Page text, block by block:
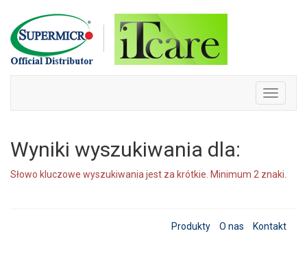
Skip
to
content
Toggle
Wyniki wyszukiwania dla:
Słowo kluczowe wyszukiwania jest za krótkie. Minimum 2 znaki.
Produkty O nas Kontakt